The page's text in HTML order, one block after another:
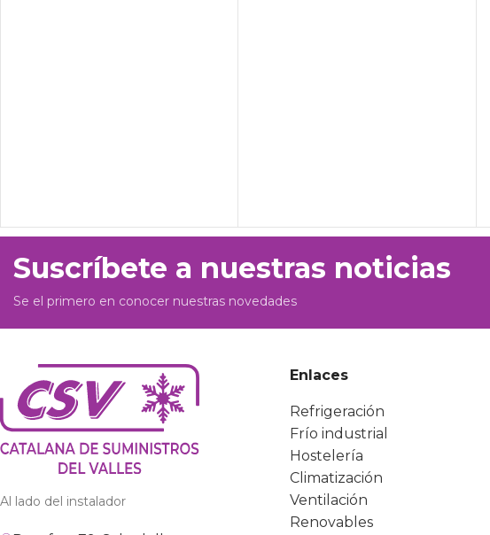
Suscríbete a nuestras noticias
Se el primero en conocer nuestras novedades
Al lado del instalador
Enlaces
Refrigeración
Frío industrial
Hostelería
Climatización
Ventilación
Renovables